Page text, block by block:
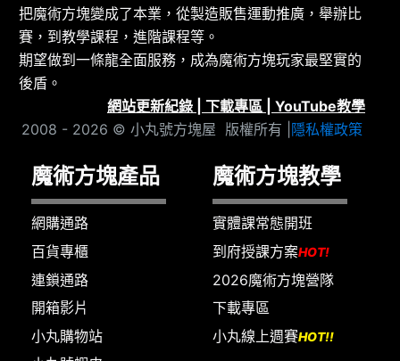
把魔術方塊變成了本業，從製造販售運動推廣，舉辦比
賽，到教學課程，進階課程等。
期望做到一條龍全面服務，成為魔術方塊玩家最堅實的
後盾。
網站更新紀錄
下載專區
YouTube教學
2008 - 2026 © 小丸號方塊屋 版權所有 | 隱私權政策
魔術方塊產品
網購通路
百貨專櫃
連鎖通路
開箱影片
小丸購物站
魔術方塊教學
實體課常態開班
到府授課方案HOT!
2026魔術方塊營隊
下載專區
小丸線上週賽HOT!!